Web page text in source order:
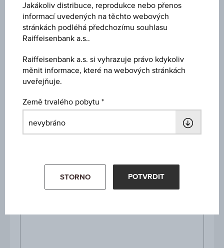
1M
3M
Jakákoliv distribuce, reprodukce nebo přenos
informací uvedených na těchto webových
stránkách podléhá předchozímu souhlasu
Raiffeisenbank a.s..
Raiffeisenbank a.s. si vyhrazuje právo kdykoliv
měnit informace, které na webových stránkách
uveřejňuje.
Země trvalého pobytu
STORNO POTVRDIT